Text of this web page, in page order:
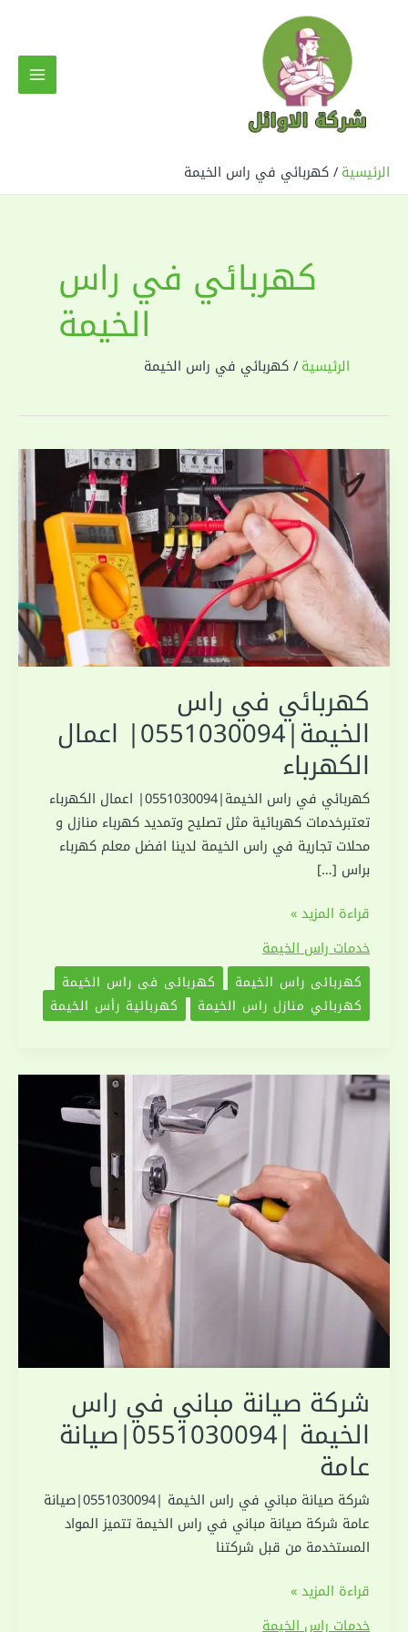
الرئيسية كهربائي في راس الخيمة
كهربائي في راس
الخيمة
الرئيسية كهربائي في راس الخيمة
كهربائي في راس
الخيمة|0551030094| اعمال
الكهرباء
كهربائي في راس الخيمة|0551030094| اعمال الكهرباء
تعتبرخدمات كهربائية مثل تصليح وتمديد كهرباء منازل و
محلات تجارية في راس الخيمة لدينا افضل معلم كهرباء
براس […]
كهربائي
راس
الخيمة|0551030094|
اعمال
قراءة المزيد »
خدمات راس الخيمة
كهربائي راس الخيمة
كهربائي في راس الخيمة
كهربائي منازل راس الخيمة
كهربائية رأس الخيمة
شركة صيانة مباني في راس
الخيمة |0551030094|صيانة
عامة
شركة صيانة مباني في راس الخيمة |0551030094|صيانة
عامة شركة صيانة مباني في راس الخيمة تتميز المواد
المستخدمة من قبل شركتنا
شركة
صيانة
قراءة المزيد »
خدمات راس الخيمة